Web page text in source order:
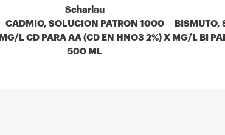
Scharlau
CADMIO, SOLUCION PATRON 1000
MG/L CD PARA AA (CD EN HNO3 2%) X
500 ML
BISMUTO,
MG/L BI